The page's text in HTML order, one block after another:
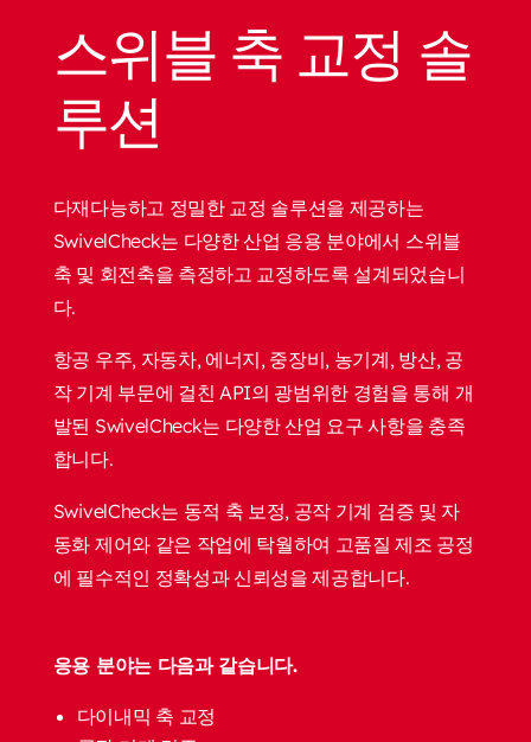
스위블 축 교정 솔
루션
다재다능하고 정밀한 교정 솔루션을 제공하는
SwivelCheck는 다양한 산업 응용 분야에서 스위블
축 및 회전축을 측정하고 교정하도록 설계되었습니
다.
항공 우주, 자동차, 에너지, 중장비, 농기계, 방산, 공
작 기계 부문에 걸친 API의 광범위한 경험을 통해 개
발된 SwivelCheck는 다양한 산업 요구 사항을 충족
합니다.
SwivelCheck는 동적 축 보정, 공작 기계 검증 및 자
동화 제어와 같은 작업에 탁월하여 고품질 제조 공정
에 필수적인 정확성과 신뢰성을 제공합니다.
응용 분야는 다음과 같습니다.
다이내믹 축 교정